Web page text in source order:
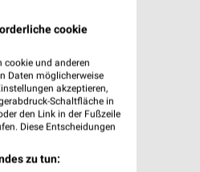
cookie
cookie und anderen
Daten möglicherweise
akzeptieren,
Schaltfläche in
den Link in der Fußzeile
Diese Entscheidungen
zu tun: